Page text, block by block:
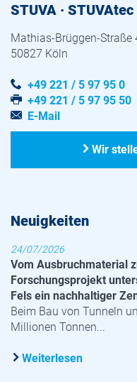
STUVA · STUVAtec
Mathias-Brüggen-Straße
50827 Köln
+49 221 / 5 97 95 0
+49 221 / 5 97 95 50
E-Mail
Wir
Neuigkeiten
24/07/2026
Vom Ausbruchmaterial
Forschungsprojekt
Fels ein nachhaltiger
Beim Bau von Tunneln
Millionen Tonnen...
Weiterlesen